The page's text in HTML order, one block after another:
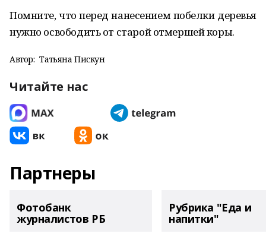
Помните, что перед нанесением побелки деревья
нужно освободить от старой отмершей коры.
Автор: Татьяна Пискун
Читайте нас
Партнеры
Фотобанк
журналистов РБ
Рубрика "Еда и
напитки"